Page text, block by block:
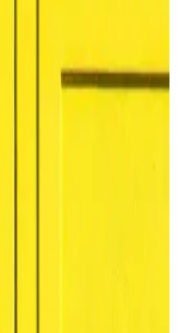
ve
fonksiyonlu
bir yazıcı
İçin En
önünde
uygun modelleri ve